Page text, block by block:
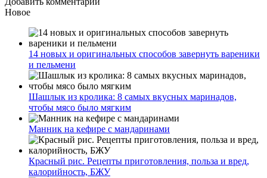
Новое
14 новых и оригинальных способов завернуть вареники
и пельмени
Шашлык из кролика: 8 самых вкусных маринадов,
чтобы мясо было мягким
Манник на кефире с мандаринами
Красный рис. Рецепты приготовления, польза и вред,
калорийность, БЖУ